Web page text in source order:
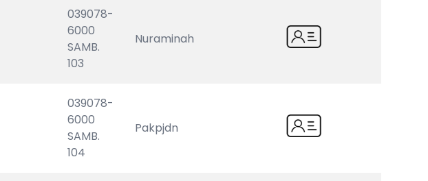
039078-
6000
SAMB.
103
Nuraminah
039078-
6000
SAMB.
104
Pakpjdn